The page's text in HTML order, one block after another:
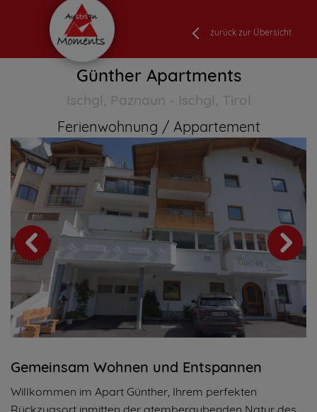
zurück zur Übersicht
Günther Apartments
Ischgl, Paznaun - Ischgl, Tirol
Ferienwohnung Appartement
Gemeinsam Wohnen und Entspannen
Willkommen im Apart Günther, Ihrem perfekten
Rückzugsort inmitten der atemberaubenden Natur des